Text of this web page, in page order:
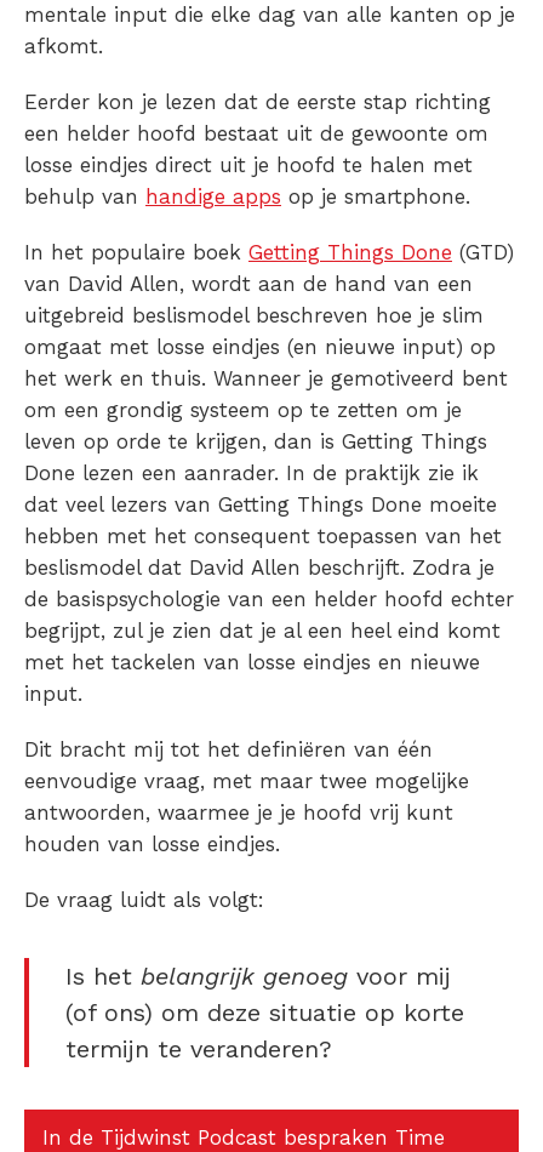
mentale input die elke dag van alle kanten op je
afkomt.
Eerder kon je lezen dat de eerste stap richting
een helder hoofd bestaat uit de gewoonte om
losse eindjes direct uit je hoofd te halen met
behulp van handige apps op je smartphone.
In het populaire boek Getting Things Done (GTD)
van David Allen, wordt aan de hand van een
uitgebreid beslismodel beschreven hoe je slim
omgaat met losse eindjes (en nieuwe input) op
het werk en thuis. Wanneer je gemotiveerd bent
om een grondig systeem op te zetten om je
leven op orde te krijgen, dan is Getting Things
Done lezen een aanrader. In de praktijk zie ik
dat veel lezers van Getting Things Done moeite
hebben met het consequent toepassen van het
beslismodel dat David Allen beschrijft. Zodra je
de basispsychologie van een helder hoofd echter
begrijpt, zul je zien dat je al een heel eind komt
met het tackelen van losse eindjes en nieuwe
input.
Dit bracht mij tot het definiëren van één
eenvoudige vraag, met maar twee mogelijke
antwoorden, waarmee je je hoofd vrij kunt
houden van losse eindjes.
De vraag luidt als volgt:
Is het belangrijk genoeg voor mij
(of ons) om deze situatie op korte
termijn te veranderen?
In de Tijdwinst Podcast bespraken Time